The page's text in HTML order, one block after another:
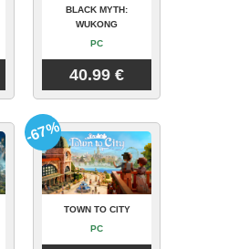
BLACK MYTH:
WUKONG
PC
40.99 €
TOWN TO CITY
PC
-67%